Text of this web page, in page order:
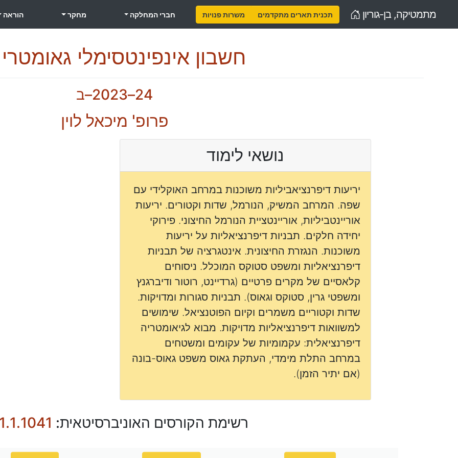
מתמטיקה, בן-גוריון Home משרות פנויות תכנית תארים מתקדמים חברי המחלקה מחקר הוראה
חשבון אינפינטסימלי גאומטרי
24–2023–ב
פרופ' מיכאל לוין
נושאי לימוד
יריעות דיפרנציאביליות משוכנות במרחב האוקלידי עם
שפה. המרחב המשיק, הנורמל, שדות וקטורים. יריעות
אוריינטביליות, אוריינטציית הנורמל החיצוני. פירוקי
יחידה חלקים. תבניות דיפרנציאליות על יריעות
משוכנות. הנגזרת החיצונית. אינטגרציה של תבניות
דיפרנציאליות ומשפט סטוקס המוכלל. ניסוחים
קלאסיים של מקרים פרטיים (גרדיינט, רוטור ודיברגנץ
ומשפטי גרין, סטוקס וגאוס). תבניות סגורות ומדויקות.
שדות וקטוריים משמרים וקיום הפוטנציאל. שימושים
למשוואות דיפרנציאליות מדויקות. מבוא לגיאומטריה
דיפרנציאלית: עקמומיות של עקומים ומשטחים
במרחב התלת מימדי, העתקת גאוס משפט גאוס-בונה
(אם יתיר הזמן).
רשימת הקורסים האוניברסיטאית: